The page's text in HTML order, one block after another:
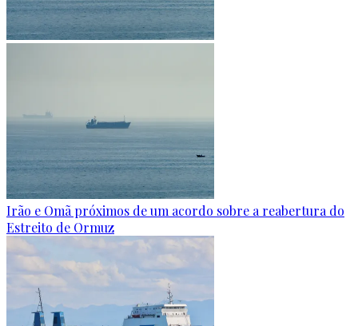
Irão e Omã próximos de um acordo sobre a reabertura do
Estreito de Ormuz